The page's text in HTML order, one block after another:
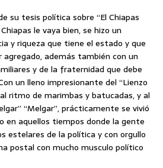
su tesis política sobre “El Chiapas
le vaya bien, se hizo un
y riqueza que tiene el estado y que
agregado, además también con un
y de la fraternidad que debe
un lleno impresionante del “Lienzo
ritmo de marimbas y batucadas, y al
“Melgar”, prácticamente se vivió
en aquellos tiempos donde la gente
estelares de la política y con orgullo
postal con mucho musculo político